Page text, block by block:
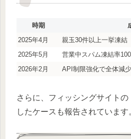
時期
2025年4月
親玉30件以上一挙凍結
2025年5月
営業中スパム凍結率
2026年2月
API制限強化で全体減
さらに、フィッシングサイト
したケースも報告されています